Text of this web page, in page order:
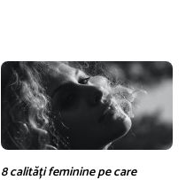
8 calități feminine pe care